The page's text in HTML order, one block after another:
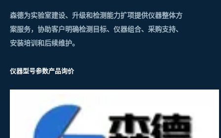
森德为实验室建设、升级和检测能力扩项提供仪器整体方
案服务，协助客户明确检测目标、仪器组合、采购支持、
安装培训和后续维护。
仪器型号参数产品询价